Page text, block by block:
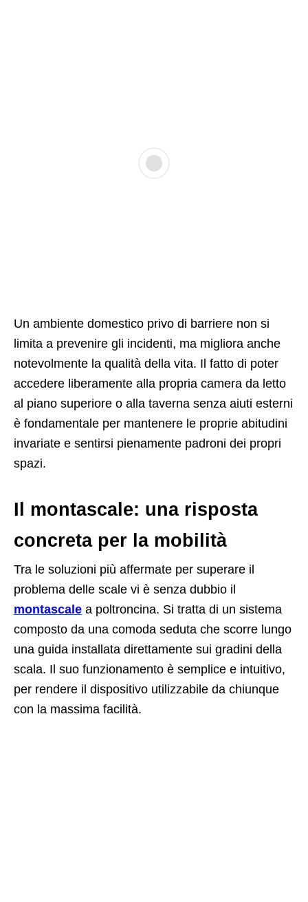
Un ambiente domestico privo di barriere non si
limita a prevenire gli incidenti, ma migliora anche
notevolmente la qualità della vita. Il fatto di poter
accedere liberamente alla propria camera da letto
al piano superiore o alla taverna senza aiuti esterni
è fondamentale per mantenere le proprie abitudini
invariate e sentirsi pienamente padroni dei propri
spazi.
Il montascale: una risposta
concreta per la mobilità
Tra le soluzioni più affermate per superare il
problema delle scale vi è senza dubbio il
montascale a poltroncina. Si tratta di un sistema
composto da una comoda seduta che scorre lungo
una guida installata direttamente sui gradini della
scala. Il suo funzionamento è semplice e intuitivo,
per rendere il dispositivo utilizzabile da chiunque
con la massima facilità.